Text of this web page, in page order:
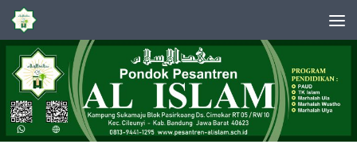
Skip to content